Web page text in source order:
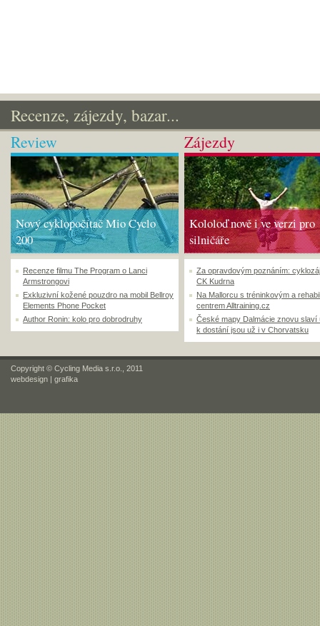
Recenze, zájezdy, bazar...
Review
Nový cyklopočítač Mio Cyclo
200
Recenze filmu The Program o Lanci
Armstrongovi
Exkluzivní kožené pouzdro na mobil Bellroy
Elements Phone Pocket
Author Ronin: kolo pro dobrodruhy
Zájezdy
Kololoď nově i ve verzi pro
silničáře
Za opravdovým poznáním:
CK Kudrna
Na Mallorcu s tréninkovým a
centrem Alltraining.cz
České mapy Dalmácie znovu slaví
k dostání jsou už i v Chorvatsku
Copyright © Cycling Media s.r.o., 2011
webdesign | grafika